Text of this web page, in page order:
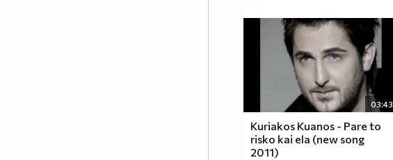
03:43
Kuriakos Kuanos - Pare to
risko kai ela (new song
2011)